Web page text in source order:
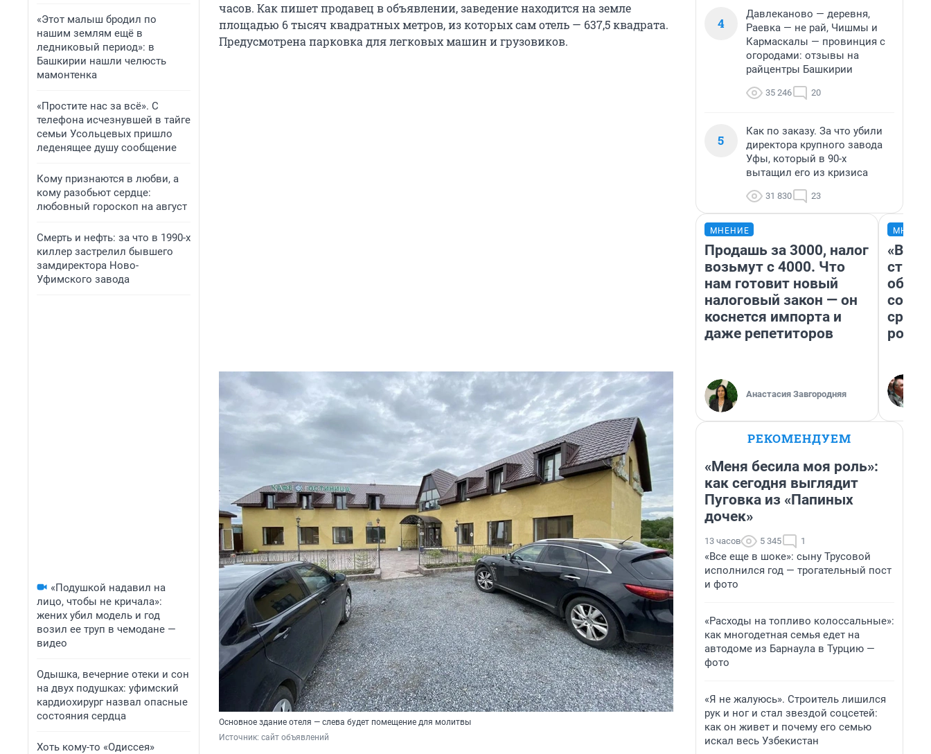
«Этот малыш бродил по
нашим землям ещё в
ледниковый период»: в
Башкирии нашли челюсть
мамонтенка
«Простите нас за всё». С
телефона исчезнувшей в тайге
семьи Усольцевых пришло
леденящее душу сообщение
Кому признаются в любви, а
кому разобьют сердце:
любовный гороскоп на август
Смерть и нефть: за что в 1990-х
киллер застрелил бывшего
замдиректора Ново-
Уфимского завода
«Подушкой надавил на
лицо, чтобы не кричала»:
жених убил модель и год
возил ее труп в чемодане —
видео
Одышка, вечерние отеки и сон
на двух подушках: уфимский
кардиохирург назвал опасные
состояния сердца
Хоть кому-то «Одиссея»
часов. Как пишет продавец в объявлении, заведение находится на земле
площадью 6 тысяч квадратных метров, из которых сам отель — 637,5 квадрата.
Предусмотрена парковка для легковых машин и грузовиков.
Основное здание отеля — слева будет помещение для молитвы
Источник: сайт объявлений
4
Давлеканово — деревня,
Раевка — не рай, Чишмы и
Кармаскалы — провинция с
огородами: отзывы на
райцентры Башкирии
35 246 20
5
Как по заказу. За что убили
директора крупного завода
Уфы, который в 90-х
вытащил его из кризиса
31 830 23
МНЕНИЕ
Продашь за 3000, налог
возьмут с 4000. Что
нам готовит новый
налоговый закон — он
коснется импорта и
даже репетиторов
Анастасия Завгородняя
«В
РЕКОМЕНДУЕМ
«Меня бесила моя роль»:
как сегодня выглядит
Пуговка из «Папиных
дочек»
13 часов 5 345 1
«Все еще в шоке»: сыну Трусовой
исполнился год — трогательный пост
и фото
«Расходы на топливо колоссальные»:
как многодетная семья едет на
автодоме из Барнаула в Турцию —
фото
«Я не жалуюсь». Строитель лишился
рук и ног и стал звездой соцсетей:
как он живет и почему его семью
искал весь Узбекистан